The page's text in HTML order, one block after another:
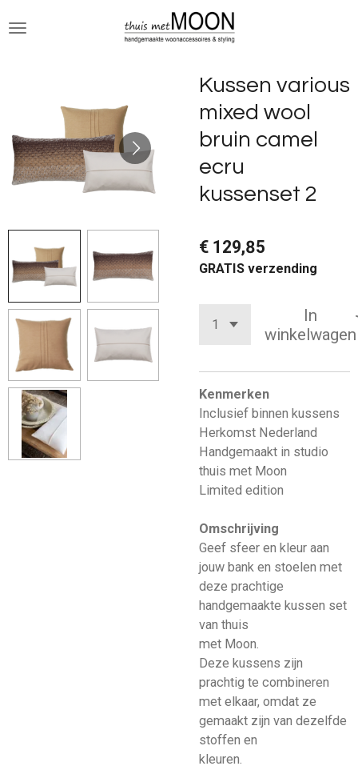
direct
Kussen various
mixed wool
bruin camel
ecru
kussenset 2
€ 129,85
GRATIS verzending
In
winkelwagen
Kenmerken
Inclusief binnen kussens
Herkomst Nederland
Handgemaakt in studio
thuis met Moon
Limited edition
Omschrijving
Geef sfeer en kleur aan
jouw bank en stoelen met
deze prachtige
handgemaakte kussen set
van thuis
met Moon.
Deze kussens zijn
prachtig te combineren
met elkaar, omdat ze
gemaakt zijn van dezelfde
stoffen en
kleuren.